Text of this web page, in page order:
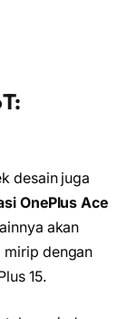
desain juga
OnePlus Ace
akan
mirip dengan
15.